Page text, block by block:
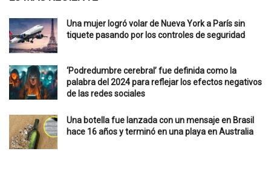
Una mujer logró volar de Nueva York a París sin
tiquete pasando por los controles de seguridad
‘Podredumbre cerebral’ fue definida como la
palabra del 2024 para reflejar los efectos negativos
de las redes sociales
Una botella fue lanzada con un mensaje en Brasil
hace 16 años y terminó en una playa en Australia